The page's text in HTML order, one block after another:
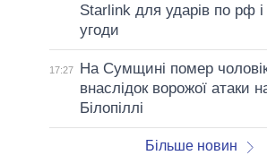
Starlink для ударів по рф і
угоди
17:27
На Сумщині помер
внаслідок ворожої атаки
Білопіллі
Більше новин